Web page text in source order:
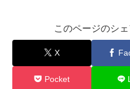
このページのシ
X
Pocket